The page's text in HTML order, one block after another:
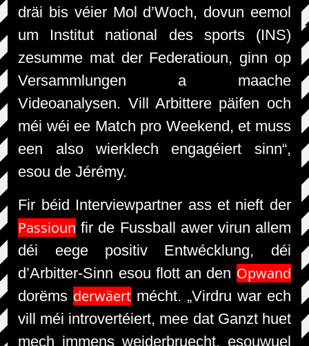
dräi bis véier Mol d’Woch, dovun eemol
um Institut national des sports (INS)
zesumme mat der Federatioun, ginn op
Versammlungen a maache
Videoanalysen. Vill Arbittere päifen och
méi wéi ee Match pro Weekend, et muss
een also wierklech engagéiert sinn“,
esou de Jérémy.
Fir béid Interviewpartner ass et nieft der
Passioun fir de Fussball awer virun allem
déi eege positiv Entwécklung, déi
d’Arbitter-Sinn esou flott an den Opwand
dorëms derwäert mécht. „Virdru war ech
vill méi introvertéiert, mee dat Ganzt huet
mech immens weiderbruecht, esouwuel